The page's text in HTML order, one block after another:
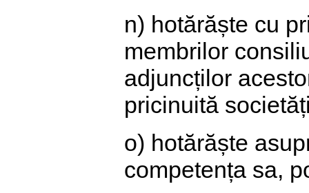
n) hotărăște cu
membrilor
adjuncților
pricinuită
o) hotărăște
competența sa,